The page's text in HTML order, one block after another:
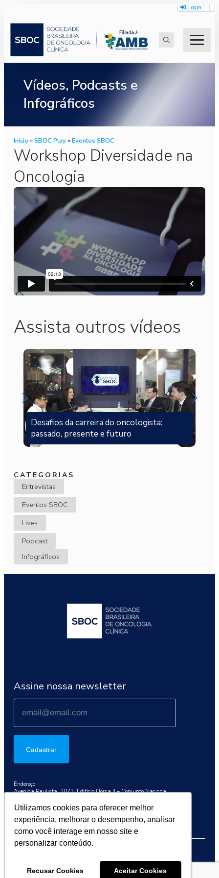
Utilizamos cookies para oferecer melhor
experiência, melhorar o desempenho, analisar
como você interage em nosso site e
personalizar conteúdo.
Recusar Cookies Aceitar Cookies
Login
for:
Vídeos, Podcasts e
Infográficos
Início »SBOC Play »Eventos SBOC
Workshop Diversidade na
Oncologia
Assista outros vídeos
Desafios da carreira do oncologista:
passado, presente e futuro
CATEGORIAS
Entrevistas
Eventos SBOC
Lives
Podcast
Infográficos
Assine nossa newsletter
Cadastrar
Endereço
Avenida Paulista, 2073, Edifício Horsa II – Conjunto Nacional
Telefone
+55 (11) 3192-9284